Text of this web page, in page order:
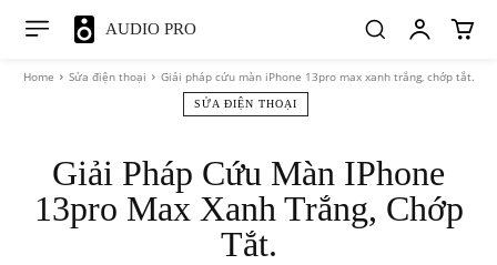
AUDIO PRO
Home Sửa điện thoại Giải pháp cứu màn iPhone 13pro max xanh trắng, chớp tắt.
SỬA ĐIỆN THOẠI
Giải Pháp Cứu Màn IPhone
13pro Max Xanh Trắng, Chớp
Tắt.